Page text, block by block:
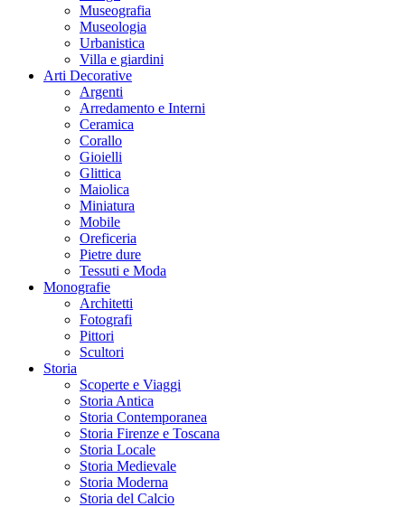
Museografia
Museologia
Urbanistica
Villa e giardini
Arti Decorative
Argenti
Arredamento e Interni
Ceramica
Corallo
Gioielli
Glittica
Maiolica
Miniatura
Mobile
Oreficeria
Pietre dure
Tessuti e Moda
Monografie
Architetti
Fotografi
Pittori
Scultori
Storia
Scoperte e Viaggi
Storia Antica
Storia Contemporanea
Storia Firenze e Toscana
Storia Locale
Storia Medievale
Storia Moderna
Storia del Calcio